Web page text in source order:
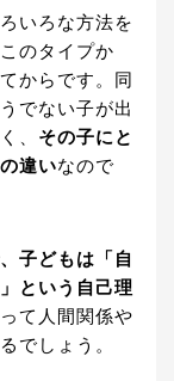
いろな方法を
のタイプか
からです。同
でない子が出
、 その子にと
違いなので
子どもは「自
という自己理
て人間関係や
でしょう。